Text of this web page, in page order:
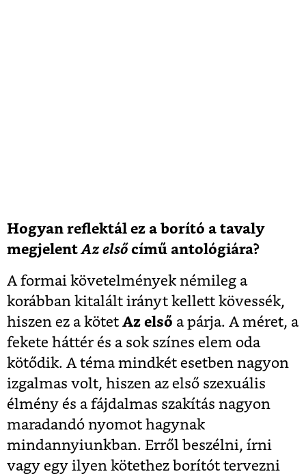
Hogyan reflektál ez a borító a tavaly
megjelentAz első című antológiára?
A formai követelmények némileg a
korábban kitalált irányt kellett kövessék,
hiszen ez a kötet Az első a párja. A méret, a
fekete háttér és a sok színes elem oda
kötődik. A téma mindkét esetben nagyon
izgalmas volt, hiszen az első szexuális
élmény és a fájdalmas szakítás nagyon
maradandó nyomot hagynak
mindannyiunkban. Erről beszélni, írni
vagy egy ilyen kötethez borítót tervezni